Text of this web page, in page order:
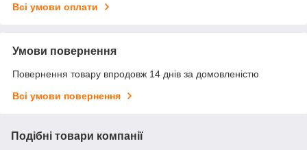
Всі умови оплати
Умови повернення
Повернення товару впродовж 14 днів за домовленістю
Всі умови повернення
Подібні товари компанії